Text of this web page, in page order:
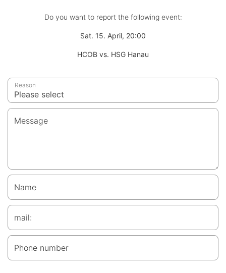
Do you want to report the following event:
Sat. 15. April, 20:00
HCOB vs. HSG Hanau
Reason
Message
Name
mail:
Phone number